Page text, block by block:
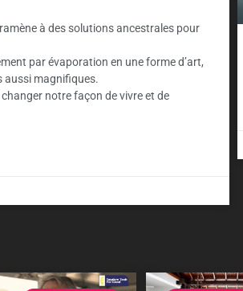
à des solutions ancestrales pour
par évaporation en une forme d’art,
aussi magnifiques.
notre façon de vivre et de